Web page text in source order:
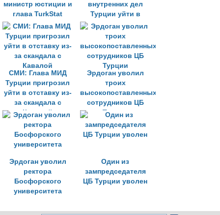
министр юстиции и
глава TurkStat
внутренних дел
Турции уйти в
отставку
СМИ: Глава МИД
Турции пригрозил
уйти в отставку из-
за скандала с
Кавалой
Эрдоган уволил
троих
высокопоставленных
сотрудников ЦБ
Турции
Эрдоган уволил
ректора
Босфорского
университета
Один из
зампредседателя
ЦБ Турции уволен